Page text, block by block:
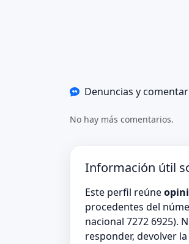
Denuncias y
No hay más comentarios.
Información útil
Este perfil reúne
procedentes del
nacional 7272 6925).
responder, devolver